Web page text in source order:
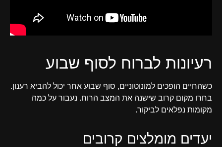
רעיונות לברוח לסוף שבוע
כשהחיים הופכים למונוטוניים, סוף שבוע אחר יכול להביא רענון.
בחרו מקום קרוב שישנה את המצב הרוח. נעבור על כמה
מקומות נפלאים לביקור.
יעדים מומלצים קרובים